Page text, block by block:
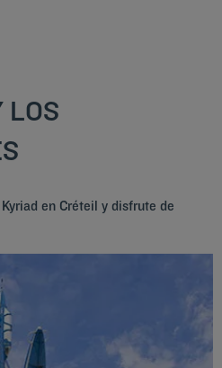
LOS
en Créteil y disfrute de